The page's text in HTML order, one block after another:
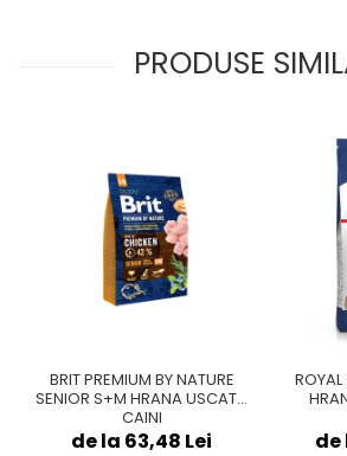
PRODUSE
BRIT PREMIUM BY NATURE
SENIOR S+M HRANA USCATA
CAINI
de la 63,48 Lei de